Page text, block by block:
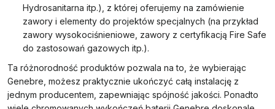
Hydrosanitarna itp.), z której oferujemy na zamówienie
zawory i elementy do projektów specjalnych (na przykład
zawory wysokociśnieniowe, zawory z certyfikacją Fire Safe
do zastosowań gazowych itp.).
Ta różnorodność produktów pozwala na to, że wybierając
Genebre, możesz praktycznie ukończyć całą instalację z
jednym producentem, zapewniając spójność jakości. Ponadto